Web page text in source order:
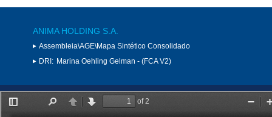
ANIMA HOLDING S.A.
Assembleia\AGE\Mapa Sintético Consolidado
DRI: Marina Oehling Gelman - (FCA V2)